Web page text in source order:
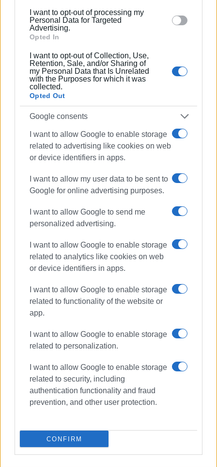
section.
I want to opt-out of processing my
Personal Data for Targeted
Advertising.
Opted In
I want to opt-out of Collection, Use,
Retention, Sale, and/or Sharing of
my Personal Data that Is Unrelated
with the Purposes for which it was
collected.
Opted Out
Google consents
I want to allow Google to enable storage
related to advertising like cookies on web
or device identifiers in apps.
I want to allow my user data to be sent to
Google for online advertising purposes.
I want to allow Google to send me
personalized advertising.
I want to allow Google to enable storage
related to analytics like cookies on web
or device identifiers in apps.
I want to allow Google to enable storage
related to functionality of the website or
app.
I want to allow Google to enable storage
related to personalization.
I want to allow Google to enable storage
related to security, including
authentication functionality and fraud
prevention, and other user protection.
CONFIRM
περί τα 35 πανεπιστημιακά μουσικά σύνολα.
Η University of Memphis Touring Choir, την οποία το
κερκυραϊκό κοινό θα έχει την ευκαιρία να ακούσει την
Παρασκευή, αποτελείται από σπουδαστές και των
πέντε διαφορετικών χορωδιακών συνόλων του Rudi
Scheidt School of Music.
Εμφανίσεις: 76
Συνδρομητές στο e-paper